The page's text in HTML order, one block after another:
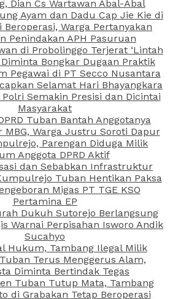
Dian Cs Wartawan Abal-Abal
Ayam dan Dadu Cap Jie Kie di
Beroperasi, Warga Pertanyakan
Penindakan APH Pasuruan
di Probolinggo Terjerat ‘Lintah
Diminta Bongkar Dugaan Praktik
Pegawai di PT Secco Nusantara
Selamat Hari Bhayangkara
Semakin Presisi dan Dicintai
Masyarakat
Tuban Bantah Anggotanya
MBG, Warga Justru Soroti Dapur
Parengan Diduga Milik
Anggota DPRD Aktif
dan Sebabkan Infrastruktur
Tuban Hentikan Paksa
Migas PT TGE KSO
Pertamina EP
Dukuh Sutorejo Berlangsung
Warnai Perpisahan Isworo Andik
Sucahyo
Hukum, Tambang Ilegal Milik
Terus Menggerus Alam,
Diminta Bertindak Tegas
Tuban Tutup Mata, Tambang
di Grabakan Tetap Beroperasi